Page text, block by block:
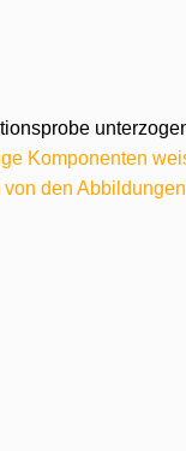
Komponenten
den